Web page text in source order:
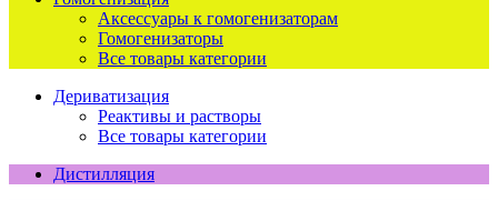
Аксессуары к гомогенизаторам
Гомогенизаторы
Все товары категории
Дериватизация
Реактивы и растворы
Все товары категории
Дистилляция